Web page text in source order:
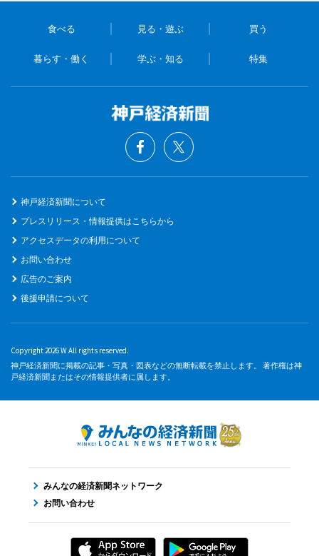
食べる 見る・遊ぶ 買う
暮らす・働く 学ぶ・知る 特集
神戸経済新聞について
プレスリリース・情報提供はこちらから
アクセスデータの利用について
お問い合わせ
広告のご案内
後援申請について
Copyright 2026 W All rights reserved.
神戸経済新聞に掲載の記事・写真・図表などの無断転載を禁止します。 著作権は神
戸経済新聞またはその情報提供者に属します。
みんなの経済新聞ネットワーク
お問い合わせ